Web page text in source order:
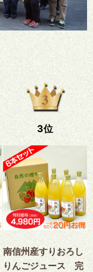
3位
南信州産すりおろし
りんごジュース 完